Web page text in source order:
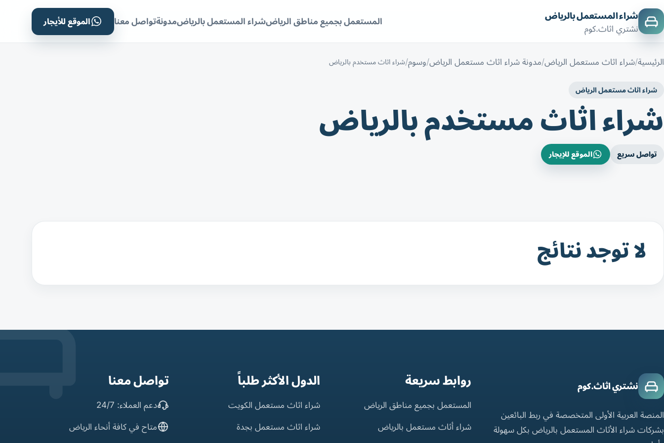
شراء المستعمل بالرياض
نشتري اثاث.كوم
المستعمل بجميع مناطق الرياضشراء المستعمل بالرياضمدونةتواصل معنا الموقع للأيجار
الرئيسية شراء اثاث مستعمل الرياض مدونة شراء اثاث مستعمل الرياض وسوم شراء اثاث مستخدم بالرياض
شراء اثاث مستعمل الرياض
شراء اثاث مستخدم بالرياض
تواصل سريع الموقع للإيجار
لا توجد نتائج
نشتري اثاث.كوم
المنصة العربية الأولى المتخصصة في ربط البائعين
بشركات شراء الأثاث المستعمل بالرياض بكل سهولة
روابط سريعة
المستعمل بجميع مناطق الرياض
شراء أثاث مستعمل بالرياض
الدول الأكثر طلباً
شراء اثاث مستعمل الكويت
شراء اثاث مستعمل بجدة
تواصل معنا
دعم العملاء: 24/7
متاح في كافة أنحاء الرياض